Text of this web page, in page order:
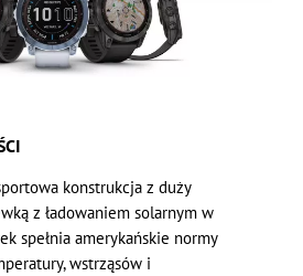
konstrukcja z duży
z ładowaniem solarnym w
spełnia amerykańskie normy
wstrząsów i